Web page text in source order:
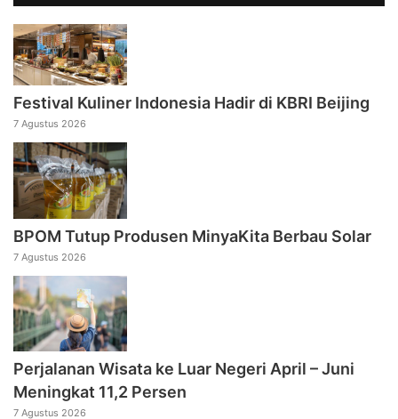
Festival Kuliner Indonesia Hadir di KBRI Beijing
7 Agustus 2026
BPOM Tutup Produsen MinyaKita Berbau Solar
7 Agustus 2026
Perjalanan Wisata ke Luar Negeri April – Juni
Meningkat 11,2 Persen
7 Agustus 2026